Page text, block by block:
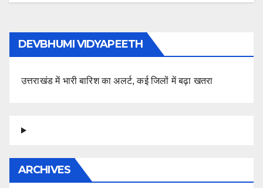
DEVBHUMI VIDYAPEETH
उत्तराखंड में भारी बारिश का अलर्ट, कई जिलों में बढ़ा खतरा
ARCHIVES